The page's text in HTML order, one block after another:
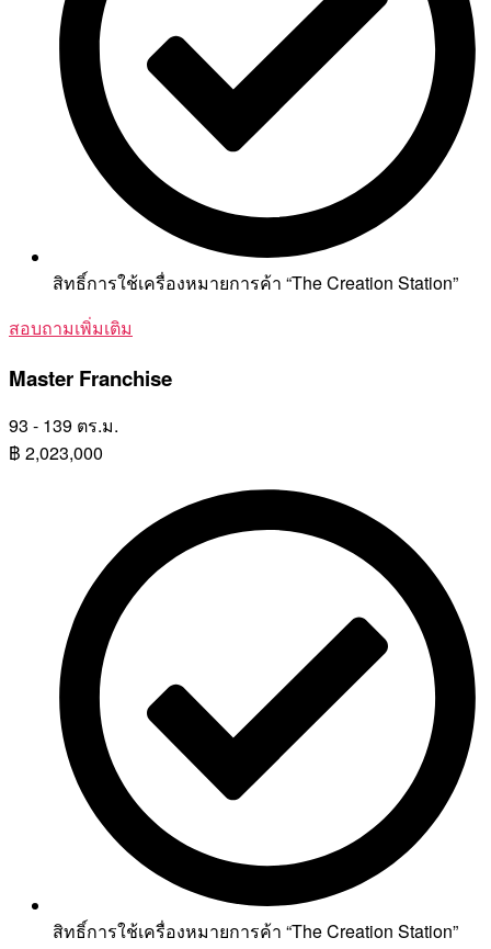
สิทธิ์การใช้เครื่องหมายการค้า “The Creation Station”
สอบถามเพิ่มเติม
Master Franchise
93 - 139 ตร.ม.
฿ 2,023,000
สิทธิ์การใช้เครื่องหมายการค้า “The Creation Station”